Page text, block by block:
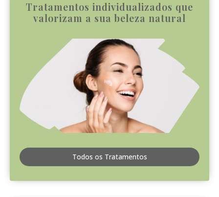
Tratamentos individualizados que
valorizam a sua beleza natural
Todos os Tratamentos